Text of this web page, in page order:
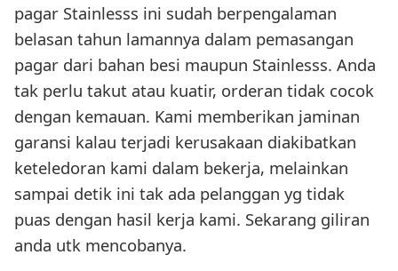
pagar Stainlesss ini sudah berpengalaman
belasan tahun lamannya dalam pemasangan
pagar dari bahan besi maupun Stainlesss. Anda
tak perlu takut atau kuatir, orderan tidak cocok
dengan kemauan. Kami memberikan jaminan
garansi kalau terjadi kerusakaan diakibatkan
keteledoran kami dalam bekerja, melainkan
sampai detik ini tak ada pelanggan yg tidak
puas dengan hasil kerja kami. Sekarang giliran
anda utk mencobanya.